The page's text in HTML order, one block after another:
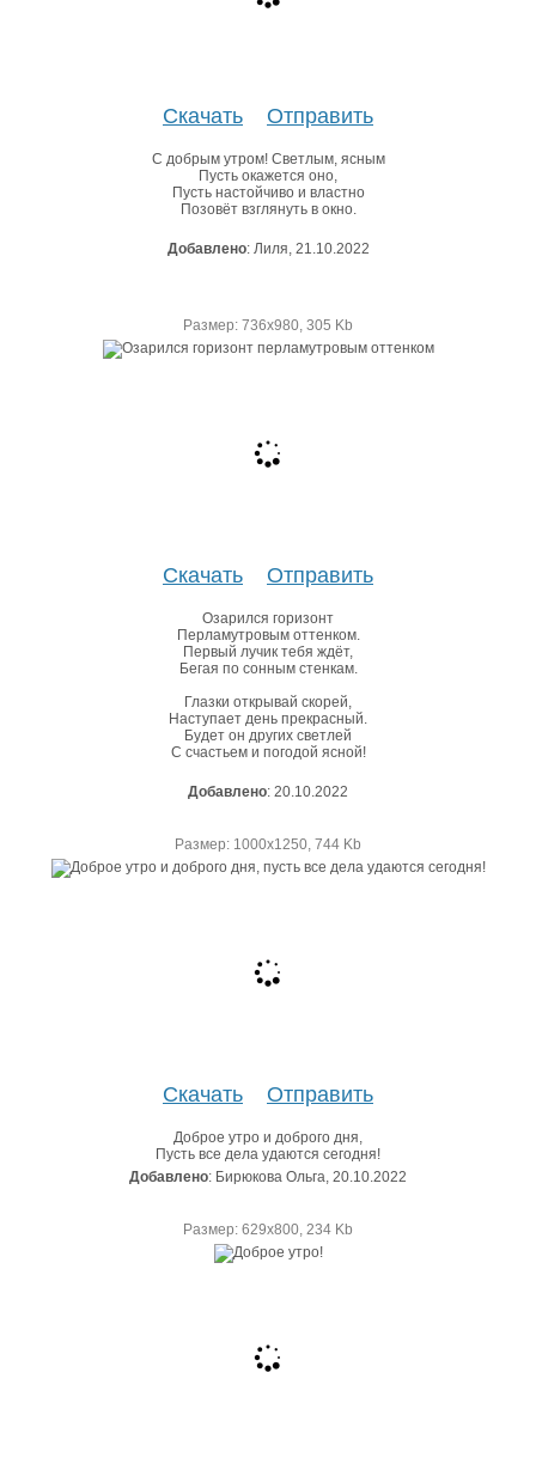
Скачать Отправить
С добрым утром! Светлым, ясным
Пусть окажется оно,
Пусть настойчиво и властно
Позовёт взглянуть в окно.
Добавлено: Лиля, 21.10.2022
Размер: 736х980, 305 Kb
Скачать Отправить
Озарился горизонт
Перламутровым оттенком.
Первый лучик тебя ждёт,
Бегая по сонным стенкам.
Глазки открывай скорей,
Наступает день прекрасный.
Будет он других светлей
С счастьем и погодой ясной!
Добавлено: 20.10.2022
Размер: 1000х1250, 744 Kb
Скачать Отправить
Доброе утро и доброго дня,
Пусть все дела удаются сегодня!
Добавлено: Бирюкова Ольга, 20.10.2022
Размер: 629х800, 234 Kb